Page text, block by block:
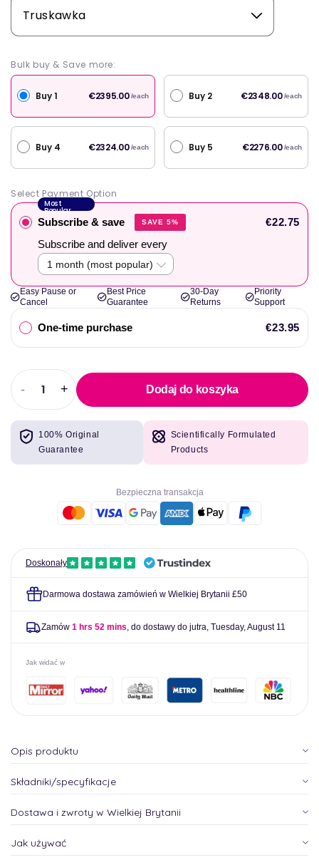
Bulk buy & Save more:
Buy 1 €2395.00 /each Buy 2 €2348.00 /each
Buy 4 €2324.00 /each Buy 5 €2276.00 /each
Select Payment Option
Most
Popular
Subscribe & save SAVE 5%
€22.75
Subscribe and deliver every
Easy Pause or
Cancel
Best Price
Guarantee
30-Day
Returns
Priority
Support
One-time purchase €23.95
Zmniejszyć
ilość
dla
Allnutrition
Colagen
-
Zwiększyć
ilość
Allnutrition
Colagen
+ Dodaj do koszyka
100% Original
Guarantee
Scientifically Formulated
Products
Bezpieczna transakcja
Doskonały
Darmowa dostawa zamówień w Wielkiej Brytanii £50
Zamów 1 hrs 52 mins , do dostawy do jutra, Tuesday, August 11
Jak widać w
Opis produktu
Składniki/specyfikacje
Dostawa i zwroty w Wielkiej Brytanii
Jak używać